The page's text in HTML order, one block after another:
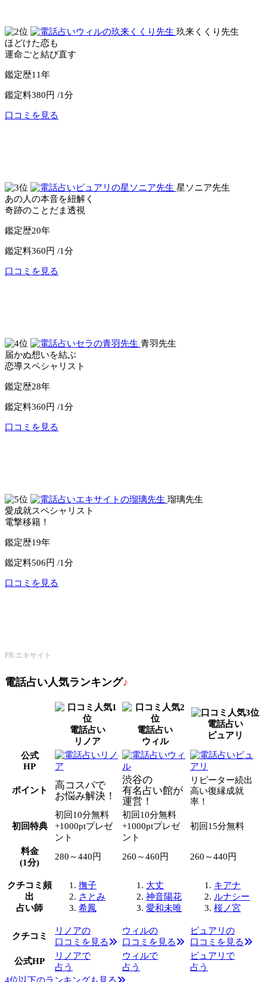
玖来くくり先生
ほどけた恋も
運命ごと結び直す
鑑定歴11年
鑑定料380円 /1分
口コミを見る
星ソニア先生
あの人の本音を紐解く
奇跡のことだま透視
鑑定歴20年
鑑定料360円 /1分
口コミを見る
青羽先生
届かぬ想いを結ぶ
恋導スペシャリスト
鑑定歴28年
鑑定料360円 /1分
口コミを見る
瑠璃先生
愛成就スペシャリスト
電撃移籍！
鑑定歴19年
鑑定料506円 /1分
口コミを見る
PR:エキサイト
電話占い人気ランキング♪
電話占い
リノア
電話占い
ウィル
電話占い
ピュアリ
公式
HP
ポイント
高コスパで
お悩み解決！
渋谷の
有名占い館が
運営！
リピーター続出
高い復縁成就
率！
初回特典
初回10分無料
+1000ptプレゼ
ント
初回10分無料
+1000ptプレゼ
ント
初回15分無料
料金
(1分)
280～440円 260～460円 260～440円
クチコミ頻
出
占い師
撫子
さとみ
希鳳
大丈
神音陽花
愛和未唯
キアナ
ルナシー
桜ノ宮
クチコミ
リノアの
口コミを見る
ウィルの
口コミを見る
ピュアリの
口コミを見る
公式HP
リノアで
占う
ウィルで
占う
ピュアリで
占う